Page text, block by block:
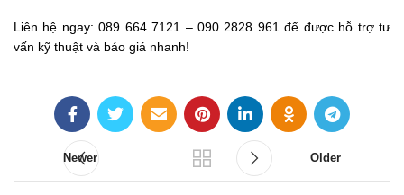
Liên hệ ngay: 089 664 7121 – 090 2828 961 để được hỗ trợ tư
vấn kỹ thuật và báo giá nhanh!
Newer Older